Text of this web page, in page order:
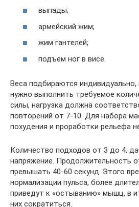
выпады;
армейский жим;
жим гантелей;
подъем ног в висе.
Веса подбираются
нужно выполнить требуемое
силы, нагрузка должна
повторений от 7-10. Для набора
похудения и проработки рельефа
Количество подходов от 3 до 4,
напряжение. Продолжительность
превышать 40-60 секунд. Этого
нормализации пульса, более
приведут к «остыванию» мышц, в
них сократиться.